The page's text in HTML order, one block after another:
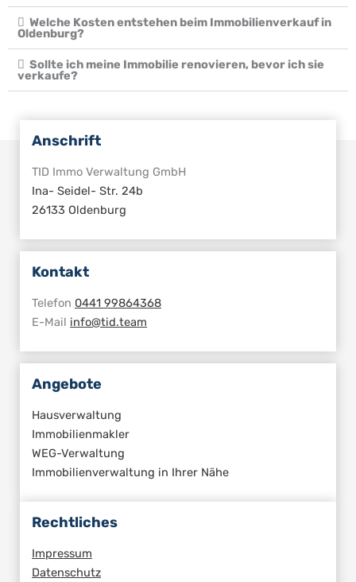
Welche Kosten entstehen beim Immobilienverkauf in
Oldenburg?
Sollte ich meine Immobilie renovieren, bevor ich sie
verkaufe?
Anschrift
TID Immo Verwaltung GmbH
Ina- Seidel- Str. 24b
26133 Oldenburg
Kontakt
Telefon 0441 99864368
E-Mail info@tid.team
Angebote
Hausverwaltung
Immobilienmakler
WEG-Verwaltung
Immobilienverwaltung in Ihrer Nähe
Rechtliches
Impressum
Datenschutz